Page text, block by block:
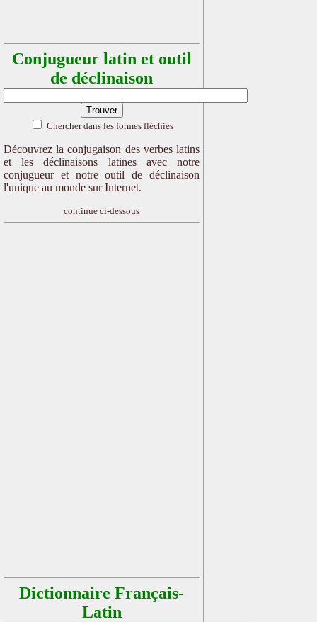
Conjugueur latin et outil
de déclinaison
Chercher dans les formes fléchies
Découvrez la conjugaison des verbes latins
et les déclinaisons latines avec notre
conjugueur et notre outil de déclinaison
l'unique au monde sur Internet.
continue ci-dessous
Dictionnaire Français-
Latin